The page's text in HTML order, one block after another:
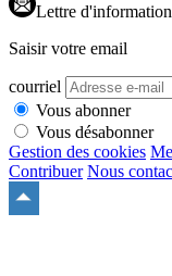
Lettre d'information
Saisir votre email
courriel
Vous abonner
Vous désabonner
Gestion des cookies
Contribuer Nous